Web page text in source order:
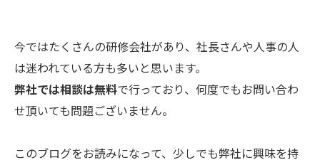
今ではたくさんの研修会社があり、社長さんや人事の人
は迷われている方も多いと思います。
弊社では相談は無料で行っており、何度でもお問い合わ
せ頂いても問題ございません。
このブログをお読みになって、少しでも弊社に興味を持